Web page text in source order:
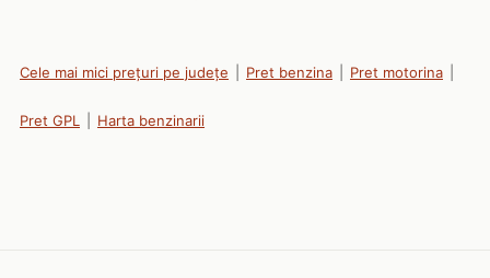
Cele mai mici prețuri pe județe Pret benzina Pret motorina
Pret GPL Harta benzinarii